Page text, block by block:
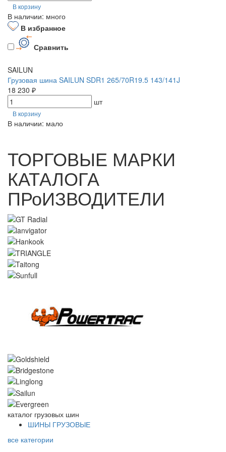
В корзину
В наличии: много
В избранное
Сравнить
SAILUN
Грузовая шина SAILUN SDR1 265/70R19.5 143/141J
18 230 ₽
шт
В корзину
В наличии: мало
ТОРГОВЫЕ МАРКИ
КАТАЛОГА
ПРоИЗВОДИТЕЛИ
каталог грузовых шин
ШИНЫ ГРУЗОВЫЕ
все категории